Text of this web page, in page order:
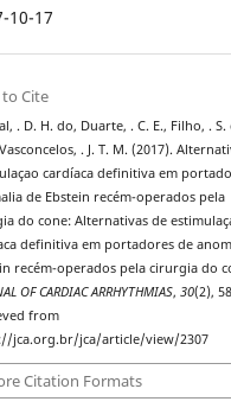
10-17
Cite
. D. H. do, Duarte, . C. E., Filho, . S.
. J. T. M. (2017).
cardíaca definitiva em
de Ebstein recém-operados pela
do cone: Alternativas de
definitiva em portadores de
recém-operados pela cirurgia do
OF CARDIAC ARRHYTHMIAS,30(2),
from
jca.org.br/jca/article/view/2307
Citation Formats